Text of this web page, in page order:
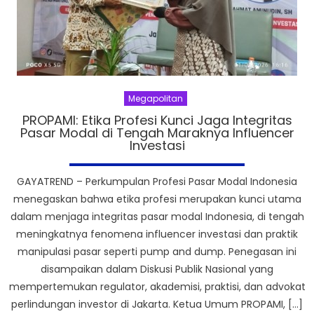
Megapolitan
PROPAMI: Etika Profesi Kunci Jaga Integritas
Pasar Modal di Tengah Maraknya Influencer
Investasi
GAYATREND – Perkumpulan Profesi Pasar Modal Indonesia
menegaskan bahwa etika profesi merupakan kunci utama
dalam menjaga integritas pasar modal Indonesia, di tengah
meningkatnya fenomena influencer investasi dan praktik
manipulasi pasar seperti pump and dump. Penegasan ini
disampaikan dalam Diskusi Publik Nasional yang
mempertemukan regulator, akademisi, praktisi, dan advokat
perlindungan investor di Jakarta. Ketua Umum PROPAMI, […]